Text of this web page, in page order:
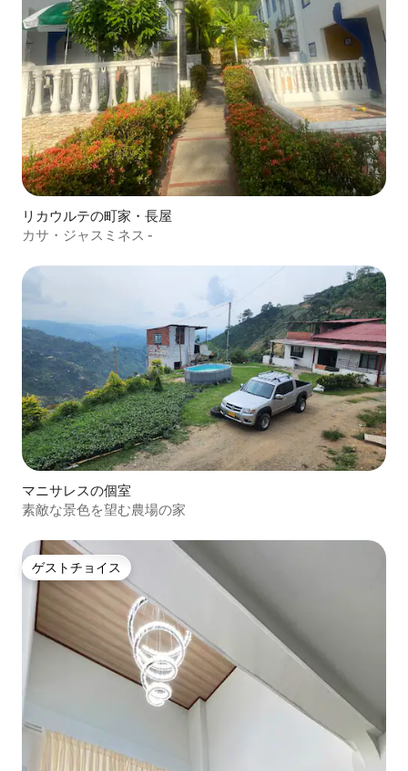
リカウルテの町家・長屋
カサ・ジャスミネス -
マニサレスの個室
素敵な景色を望む農場の家
ゲストチョイス
ゲストチョイス